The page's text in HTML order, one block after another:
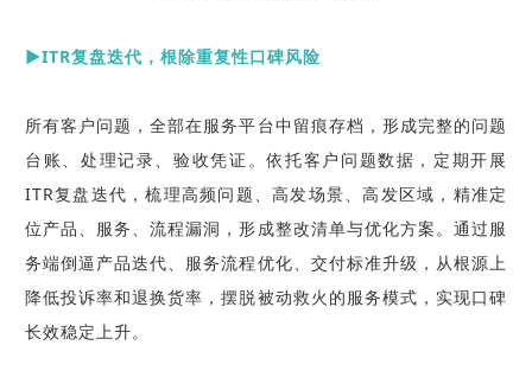
▶ITR复盘迭代，根除重复性口碑风险
所有客户问题，全部在服务平台中留痕存档，形成完整的问题
台账、处理记录、验收凭证。依托客户问题数据，定期开展
ITR复盘迭代，梳理高频问题、高发场景、高发区域，精准定
位产品、服务、流程漏洞，形成整改清单与优化方案。通过服
务端倒逼产品迭代、服务流程优化、交付标准升级，从根源上
降低投诉率和退换货率，摆脱被动救火的服务模式，实现口碑
长效稳定上升。